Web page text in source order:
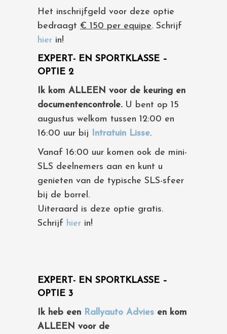
Het inschrijfgeld voor deze optie
bedraagt € 150 per equipe. Schrijf
hier in!
EXPERT- EN SPORTKLASSE –
OPTIE 2
Ik kom ALLEEN voor de keuring en
documentencontrole. U bent op 15
augustus welkom tussen 12:00 en
16:00 uur bij Intratuin Lisse.
Vanaf 16:00 uur komen ook de mini-
SLS deelnemers aan en kunt u
genieten van de typische SLS-sfeer
bij de borrel.
Uiteraard is deze optie gratis.
Schrijf hier in!
EXPERT- EN SPORTKLASSE –
OPTIE 3
Ik heb een Rallyauto Advies en kom
ALLEEN voor de